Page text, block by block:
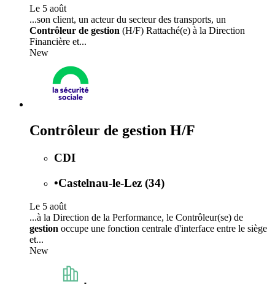
Le 5 août
...son client, un acteur du secteur des transports, un
Contrôleur de gestion (H/F) Rattaché(e) à la Direction
Financière et...
New
Contrôleur de gestion H/F
CDI
•Castelnau-le-Lez (34)
Le 5 août
...à la Direction de la Performance, le Contrôleur(se) de
gestion occupe une fonction centrale d'interface entre le siège
et...
New